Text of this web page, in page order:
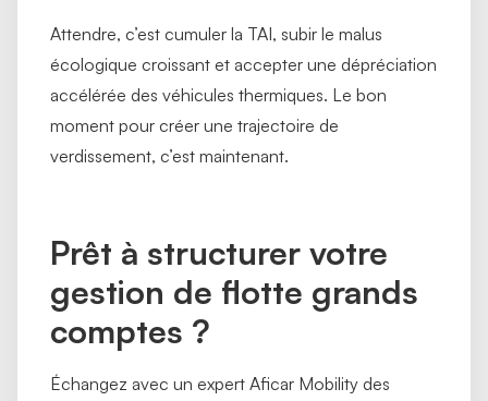
Attendre, c’est cumuler la TAI, subir le malus
écologique croissant et accepter une dépréciation
accélérée des véhicules thermiques. Le bon
moment pour créer une trajectoire de
verdissement, c’est maintenant.
Prêt à structurer votre
gestion de flotte grands
comptes ?
Échangez avec un expert Aficar Mobility des